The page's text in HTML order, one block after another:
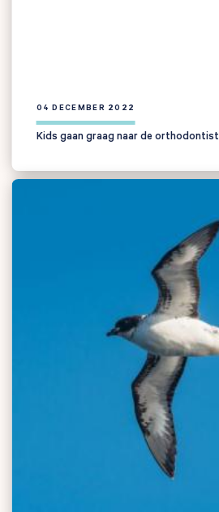
04 DECEMBER 2022
Kids gaan graag naar de orthodontist